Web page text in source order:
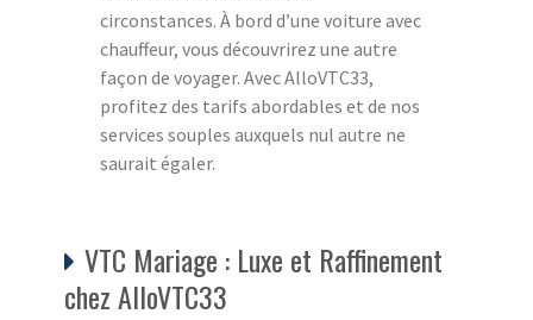
circonstances. À bord d’une voiture avec
chauffeur, vous découvrirez une autre
façon de voyager. Avec AlloVTC33,
profitez des tarifs abordables et de nos
services souples auxquels nul autre ne
saurait égaler.
VTC Mariage : Luxe et Raffinement
chez AlloVTC33